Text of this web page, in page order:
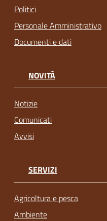
Politici
Personale Amministrativo
Documenti e dati
NOVITÀ
Notizie
Comunicati
Avvisi
SERVIZI
Agricoltura e pesca
Ambiente